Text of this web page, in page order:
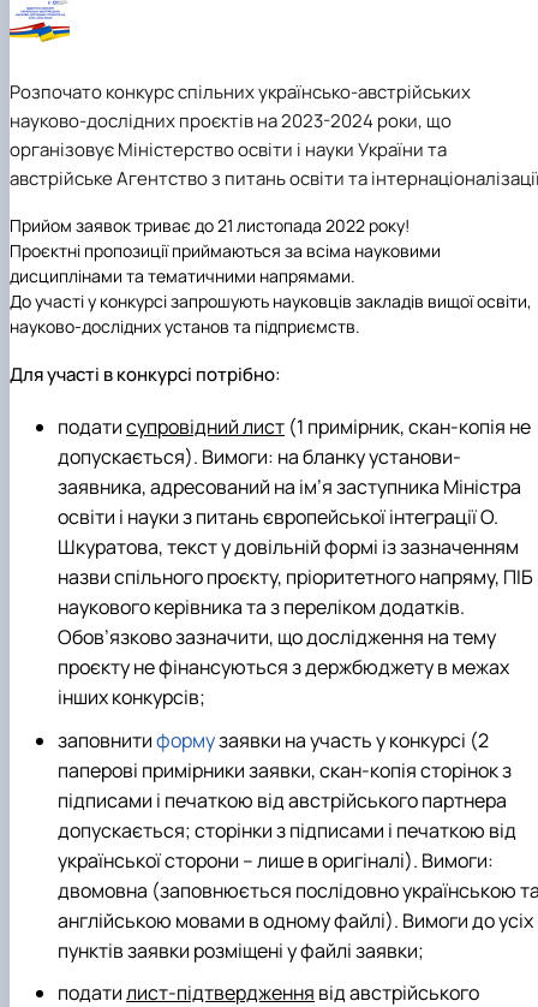
Розпочато конкурс спільних українсько-австрійських
науково-дослідних проєктів на 2023-2024 роки, що
організовує Міністерство освіти і науки України та
австрійське Агентство з питань освіти та
Прийом заявок триває до 21 листопада 2022 року!
Проєктні пропозиції приймаються за всіма науковими
дисциплінами та тематичними напрямами.
До участі у конкурсі запрошують науковців закладів вищої освіти,
науково-дослідних установ та підприємств.
Для участі в конкурсі потрібно:
податисупровідний лист (1 примірник, скан-копія не
допускається). Вимоги: на бланку установи-
заявника, адресований на ім’я заступника Міністра
освіти і науки з питань європейської інтеграції О.
Шкуратова, текст у довільній формі із зазначенням
назви спільного проєкту, пріоритетного напряму, ПІБ
наукового керівника та з переліком додатків.
Обов’язково зазначити, що дослідження на тему
проєкту не фінансуються з держбюджету в межах
інших конкурсів;
заповнитиформузаявки на участь у конкурсі (2
паперові примірники заявки, скан-копія сторінок з
підписами і печаткою від австрійського партнера
допускається; сторінки з підписами і печаткою від
української сторони – лише в оригіналі). Вимоги:
двомовна (заповнюється послідовно українською
англійською мовами в одному файлі). Вимоги до усіх
пунктів заявки розміщені у файлі заявки;
податилист-підтвердження від австрійського